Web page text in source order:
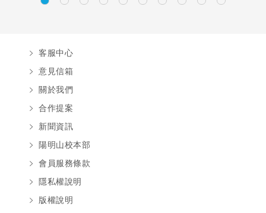
客服中心
意見信箱
關於我們
合作提案
新聞資訊
陽明山校本部
會員服務條款
隱私權說明
版權說明